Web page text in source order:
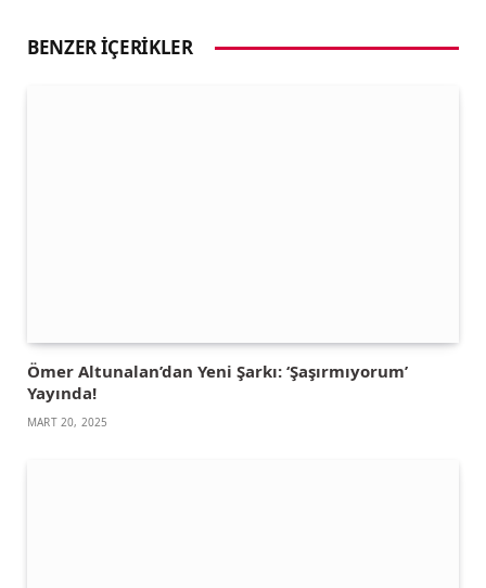
BENZER İÇERIKLER
Ömer Altunalan’dan Yeni Şarkı: ‘Şaşırmıyorum’
Yayında!
MART 20, 2025